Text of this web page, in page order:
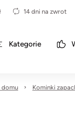
14 dni na zwrot
Kategorie
domu Kominki